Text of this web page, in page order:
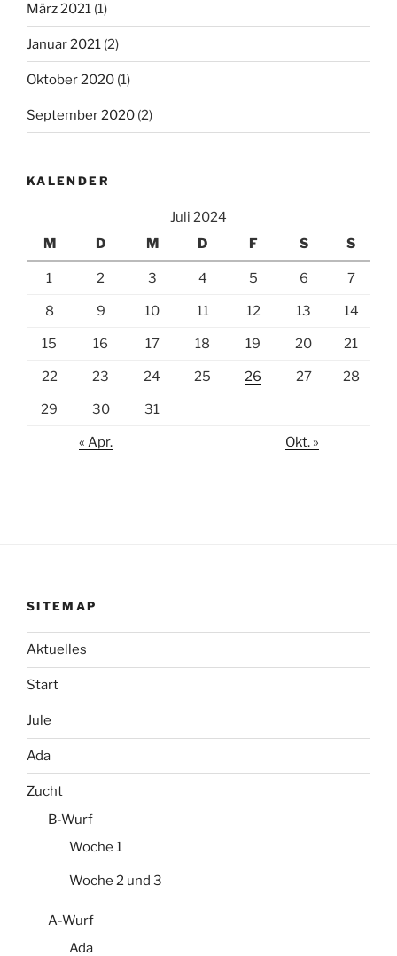
März 2021 (1)
Januar 2021 (2)
Oktober 2020 (1)
September 2020 (2)
KALENDER
Juli 2024
M
D M D F S S
1 2 3 4 5 6 7
8 9 10 11 12 13 14
15 16 17 18 19 20 21
22 23 24 25 26 27 28
29 30 31
« Apr. Okt. »
SITEMAP
Aktuelles
Start
Jule
Ada
Zucht
B-Wurf
Woche 1
Woche 2 und 3
A-Wurf
Ada